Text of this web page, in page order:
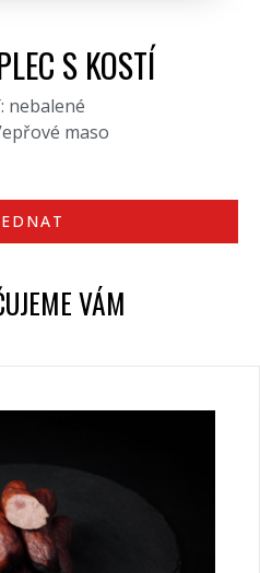
S KOSTÍ
: nebalené
maso
VÁM